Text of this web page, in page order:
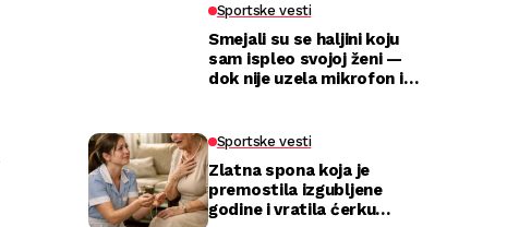
Sportske vesti
Smejali su se haljini koju
sam ispleo svojoj ženi —
dok nije uzela mikrofon i
Sportske vesti
Zlatna spona koja je
premostila izgubljene
godine i vratila ćerku